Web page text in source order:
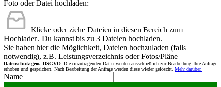
Foto oder Datei hochladen:
Klicke oder ziehe Dateien in diesen Bereich zum
Hochladen. Du kannst bis zu 3 Dateien hochladen.
Sie haben hier die Möglichkeit, Dateien hochzuladen (falls
notwendig), z.B. Leistungsverzeichnis oder Fotos/Pläne
Datenschutz gem. DSGVO: Die einzutragenden Daten werden ausschließlich zur Bearbeitung Ihre Anfrage
erhoben und gespeichert. Nach Bearbeitung der Anfrage werden diese wieder gelöscht. Mehr darüber.
Name